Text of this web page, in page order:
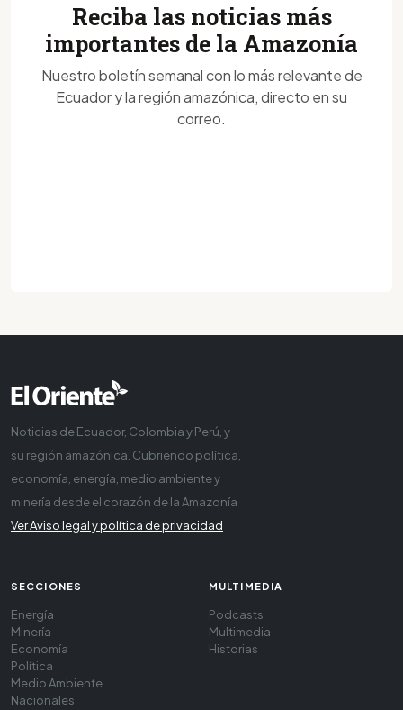
Reciba las noticias más
importantes de la Amazonía
Nuestro boletín semanal con lo más relevante de
Ecuador y la región amazónica, directo en su
correo.
Noticias de Ecuador, Colombia y Perú, y
su región amazónica. Cubriendo política,
economía, energía, medio ambiente y
minería desde el corazón de la Amazonía
Ver Aviso legal y política de privacidad
SECCIONES
Energía
Minería
Economía
Política
Medio Ambiente
Nacionales
MULTIMEDIA
Podcasts
Multimedia
Historias